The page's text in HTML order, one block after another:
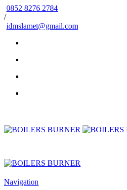
0852 8276 2784
/
idmslamet@gmail.com
Navigation